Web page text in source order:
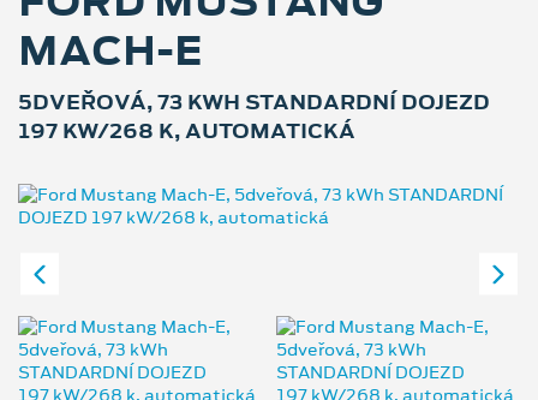
MACH-E
5DVEŘOVÁ, 73 KWH STANDARDNÍ DOJEZD
197 KW/268 K, AUTOMATICKÁ